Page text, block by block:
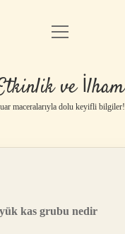
Anasayfa
Gizlilik Politikası
Yasal Uyarı
menüyü
ve İlham
maceralarıyla dolu keyifli bilgiler!
kas grubu nedir